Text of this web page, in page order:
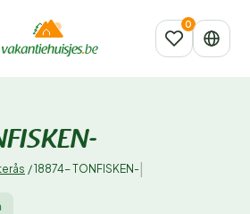
/18874- TONFISKEN-